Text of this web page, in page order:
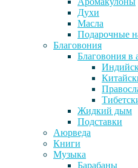
Духи
Масла
Подарочные
Благовония
Благовония в
Жидкий дым
Подставки
Аюрведа
Книги
Музыка
Барабаны